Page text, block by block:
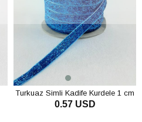
Turkuaz Simli Kadife Kurdele 1 cm
0.57 USD